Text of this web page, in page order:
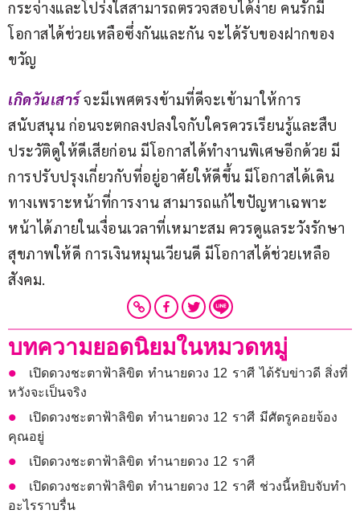
กระจ่างและโปร่งใสสามารถตรวจสอบได้ง่าย คนรักมี
โอกาสได้ช่วยเหลือซึ่งกันและกัน จะได้รับของฝากของ
ขวัญ
เกิดวันเสาร์ จะมีเพศตรงข้ามที่ดีจะเข้ามาให้การ
สนับสนุน ก่อนจะตกลงปลงใจกับใครควรเรียนรู้และสืบ
ประวัติดูให้ดีเสียก่อน มีโอกาสได้ทำงานพิเศษอีกด้วย มี
การปรับปรุงเกี่ยวกับที่อยู่อาศัยให้ดีขึ้น มีโอกาสได้เดิน
ทางเพราะหน้าที่การงาน สามารถแก้ไขปัญหาเฉพาะ
หน้าได้ภายในเงื่อนเวลาที่เหมาะสม ควรดูแลระวังรักษา
สุขภาพให้ดี การเงินหมุนเวียนดี มีโอกาสได้ช่วยเหลือ
สังคม.
บทความยอดนิยมในหมวดหมู่
เปิดดวงชะตาฟ้าลิขิต ทำนายดวง 12 ราศี ได้รับข่าวดี สิ่งที่
หวังจะเป็นจริง
เปิดดวงชะตาฟ้าลิขิต ทำนายดวง 12 ราศี มีศัตรูคอยจ้อง
คุณอยู่
เปิดดวงชะตาฟ้าลิขิต ทำนายดวง 12 ราศี
เปิดดวงชะตาฟ้าลิขิต ทำนายดวง 12 ราศี ช่วงนี้หยิบจับทำ
อะไรราบรื่น